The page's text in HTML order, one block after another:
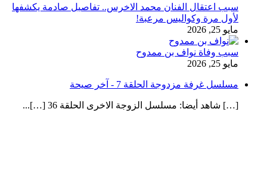
سبب اعتقال الفنان محمد الاخرس.. تفاصيل صادمة يكشفها
لأول مرة وكواليس مرعبة!
مايو 25, 2026
سبب وفاة نواف بن ممدوح
مايو 25, 2026
مسلسل غرفة مزدوجة الحلقة 7 - آخر صيحة
[…] شاهد أيضا: مسلسل الزوجة الاخرى الحلقة 36 […]...